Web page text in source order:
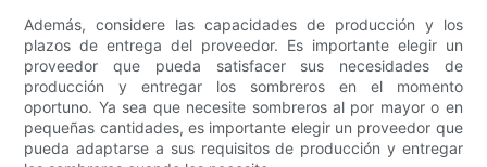
Además, considere las capacidades de producción y los
plazos de entrega del proveedor. Es importante elegir un
proveedor que pueda satisfacer sus necesidades de
producción y entregar los sombreros en el momento
oportuno. Ya sea que necesite sombreros al por mayor o en
pequeñas cantidades, es importante elegir un proveedor que
pueda adaptarse a sus requisitos de producción y entregar